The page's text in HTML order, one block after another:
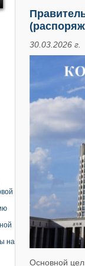
на
30.03.2026 г.
Основной